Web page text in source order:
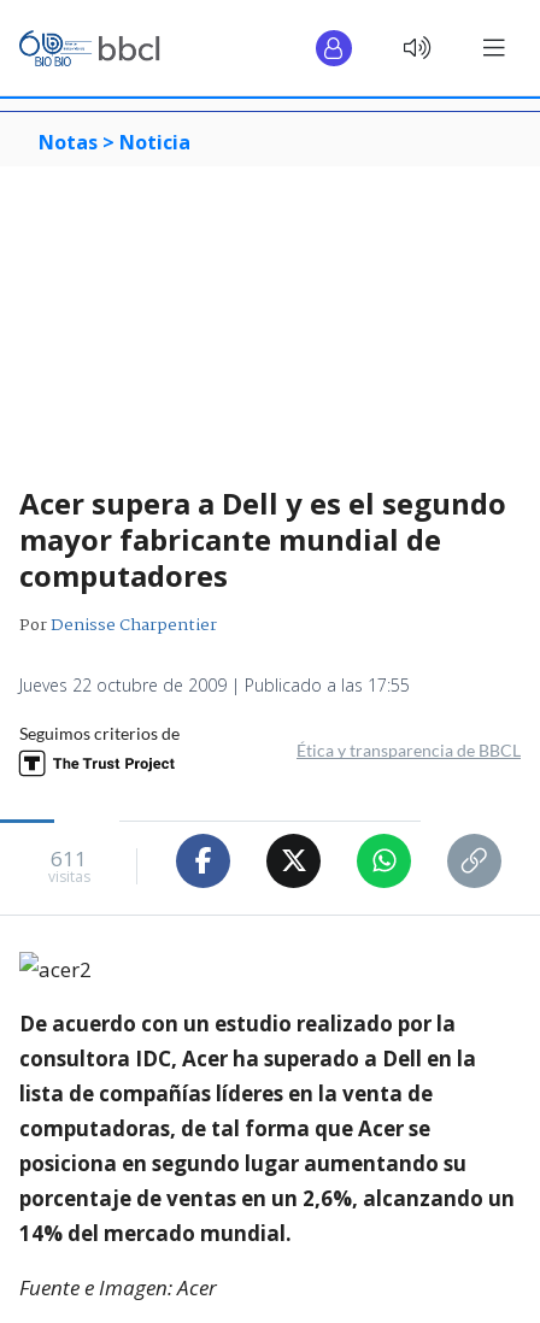
Notas > Noticia
Acer supera a Dell y es el segundo
mayor fabricante mundial de
computadores
PorDenisse Charpentier
Jueves 22 octubre de 2009 | Publicado a las 17:55
Seguimos criterios de
Ética y transparencia de BBCL
611
visitas
De acuerdo con un estudio realizado por la
consultora IDC, Acer ha superado a Dell en la
lista de compañías líderes en la venta de
computadoras, de tal forma que Acer se
posiciona en segundo lugar aumentando su
porcentaje de ventas en un 2,6%, alcanzando un
14% del mercado mundial.
Fuente e Imagen: Acer